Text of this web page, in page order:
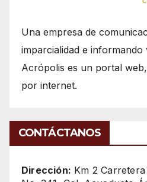
Una empresa de
imparcialidad e informando
Acrópolis es un portal
por internet.
CONTÁCTANOS
Dirección: Km 2